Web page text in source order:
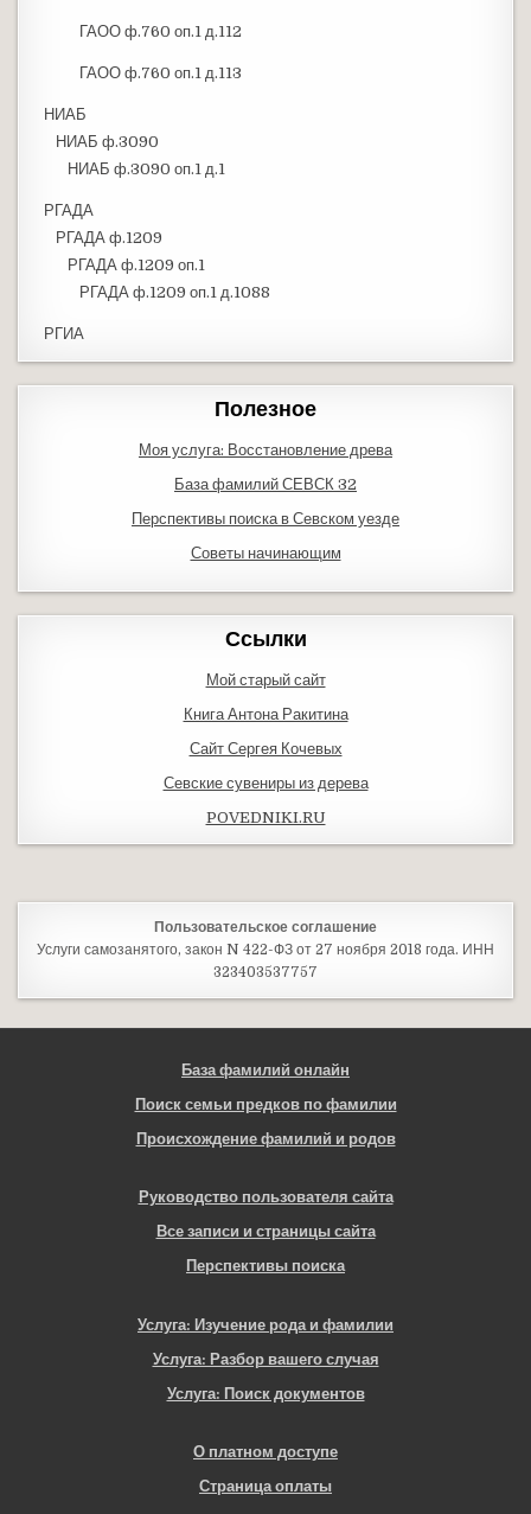
ГАОО ф.760 оп.1 д.112
ГАОО ф.760 оп.1 д.113
НИАБ
НИАБ ф.3090
НИАБ ф.3090 оп.1 д.1
РГАДА
РГАДА ф.1209
РГАДА ф.1209 оп.1
РГАДА ф.1209 оп.1 д.1088
РГИА
Полезное
Моя услуга: Восстановление древа
База фамилий СЕВСК 32
Перспективы поиска в Севском уезде
Советы начинающим
Ссылки
Мой старый сайт
Книга Антона Ракитина
Сайт Сергея Кочевых
Севские сувениры из дерева
POVEDNIKI.RU
Пользовательское соглашение
Услуги самозанятого, закон N 422-ФЗ от 27 ноября 2018 года. ИНН
323403537757
База фамилий онлайн
Поиск семьи предков по фамилии
Происхождение фамилий и родов
Руководство пользователя сайта
Все записи и страницы сайта
Перспективы поиска
Услуга: Изучение рода и фамилии
Услуга: Разбор вашего случая
Услуга: Поиск документов
О платном доступе
Страница оплаты